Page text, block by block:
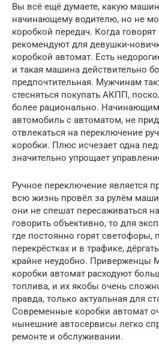
Вы всё ещё думаете, какую
начинающему водителю, но не
коробкой передач. Когда
рекомендуют для девушки-
коробкой автомат. Есть
и такая машина действительно
предпочтительная. Мужчинам
стесняться покупать АКПП,
более рационально.
автомобиль с автоматом, не
отвлекаться на переключение
коробки. Плюс исчезает одна
значительно упрощает
Ручное переключение является
всю жизнь провёл за рулём
они не спешат пересаживаться
говорить объективно, то для
где постоянно горят светофоры,
перекрёстках и в трафике,
крайне неудобно. Приверженцы
коробки автомат расходуют
топлива, и их якобы очень
правда, только актуальная для
Современные коробки автомат
нынешние автосервисы легко
ремонте и обслуживании.